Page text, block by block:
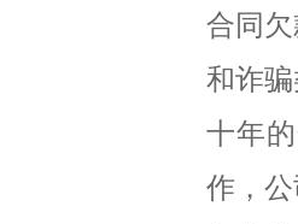
合同
和诈
十年
作，